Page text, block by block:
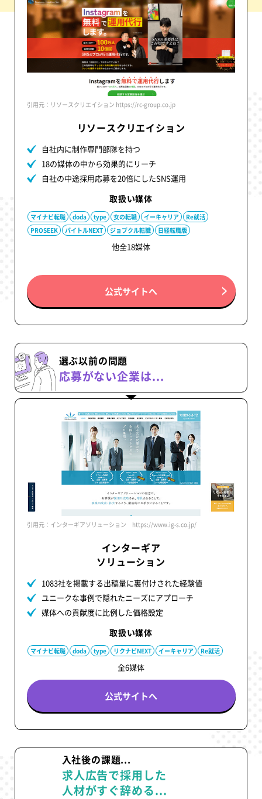
引用元：リソースクリエイション https://rc-group.co.jp
リソースクリエイション
自社内に制作専門部隊を持つ
18の媒体の中から効果的にリーチ
自社の中途採用応募を20倍にしたSNS運用
取扱い媒体
マイナビ転職 doda type 女の転職 イーキャリア
Re就活
PROSEEK
バイトルNEXT ジョブクル転職 日経転職版
他全18媒体
公式サイトへ
選ぶ以前の問題
応募がない企業は...
引用元：インターギアソリューション https://www.ig-s.co.jp/
インターギア
ソリューション
1083社を掲載する出稿量に裏付けされた経験値
ユニークな事例で隠れたニーズにアプローチ
媒体への貢献度に比例した価格設定
取扱い媒体
マイナビ転職 doda type リクナビNEXT イーキャリア Re就活
全6媒体
公式サイトへ
入社後の課題...
求人広告で採用した
人材がすぐ辞める...